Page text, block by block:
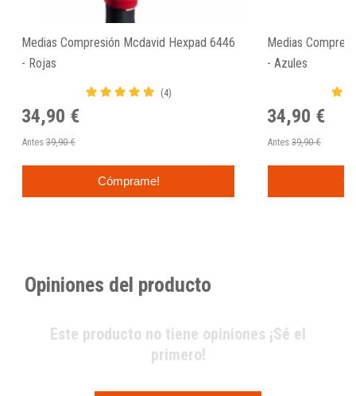
Medias Compresión Mcdavid Hexpad 6446
- Rojas
(4)
34,90 €
Antes 39,90 €
Cómprame!
Medias
- Azules
34,90 €
Antes 39,90 €
Opiniones del producto
Este producto no tiene opiniones ¡Sé el
primero!